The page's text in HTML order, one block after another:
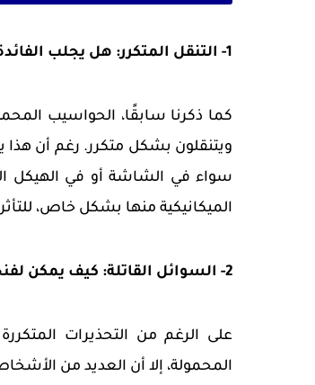
1- التنقل المتكرر: هل يجلب الفائدة أم يهدد سلامة حاسوبك المحمول؟
كما ذكرنا سابقًا، الحواسيب
ويتنقلون بشكل متكرر. رغم أن
سواء في الشاشة أو في الهيكل
الميكانيكية منها بشكل خاص،
2- السوائل القاتلة: كيف يمكن لفنجان قهوة أن يدمر حاسوبك المحمول؟
على الرغم من التحذيرات
المحمولة، إلا أن العديد من